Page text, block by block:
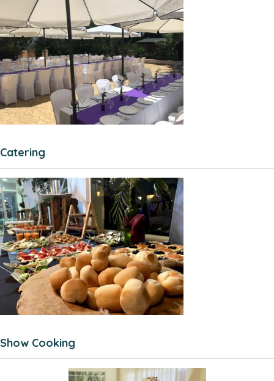
Catering
Show Cooking